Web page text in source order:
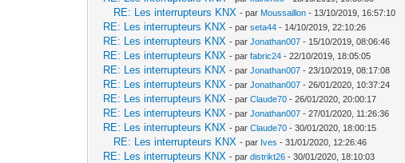
RE: Les interrupteurs KNX - par Moussaillon - 13/10/2019, 16:57:10
RE: Les interrupteurs KNX - parseta44 - 14/10/2019, 22:10:26
RE: Les interrupteurs KNX - parJonathan007 - 15/10/2019, 08:06:46
RE: Les interrupteurs KNX - parfabric24 - 22/10/2019, 18:05:05
RE: Les interrupteurs KNX - parJonathan007 - 23/10/2019, 08:17:08
RE: Les interrupteurs KNX - parJonathan007 - 26/01/2020, 10:37:24
RE: Les interrupteurs KNX - parClaude70 - 26/01/2020, 20:00:17
RE: Les interrupteurs KNX - parJonathan007 - 27/01/2020, 11:26:36
RE: Les interrupteurs KNX - parClaude70 - 30/01/2020, 18:00:15
RE: Les interrupteurs KNX - par Ives - 31/01/2020, 12:26:46
RE: Les interrupteurs KNX - pardistrikt26 - 30/01/2020, 18:10:03